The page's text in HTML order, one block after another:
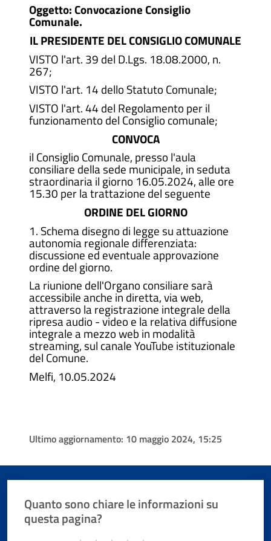
Oggetto: Convocazione Consiglio
Comunale.
IL PRESIDENTE DEL CONSIGLIO COMUNALE
VISTO l'art. 39 del D.Lgs. 18.08.2000, n.
267;
VISTO l'art. 14 dello Statuto Comunale;
VISTO l'art. 44 del Regolamento per il
funzionamento del Consiglio comunale;
CONVOCA
il Consiglio Comunale, presso l'aula
consiliare della sede municipale, in seduta
straordinaria il giorno 16.05.2024, alle ore
15.30 per la trattazione del seguente
ORDINE DEL GIORNO
1. Schema disegno di legge su attuazione
autonomia regionale differenziata:
discussione ed eventuale approvazione
ordine del giorno.
La riunione dell'Organo consiliare sarà
accessibile anche in diretta, via web,
attraverso la registrazione integrale della
ripresa audio - video e la relativa diffusione
integrale a mezzo web in modalità
streaming, sul canale YouTube istituzionale
del Comune.
Melfi, 10.05.2024
Ultimo aggiornamento: 10 maggio 2024, 15:25
Quanto sono chiare le informazioni su
questa pagina?